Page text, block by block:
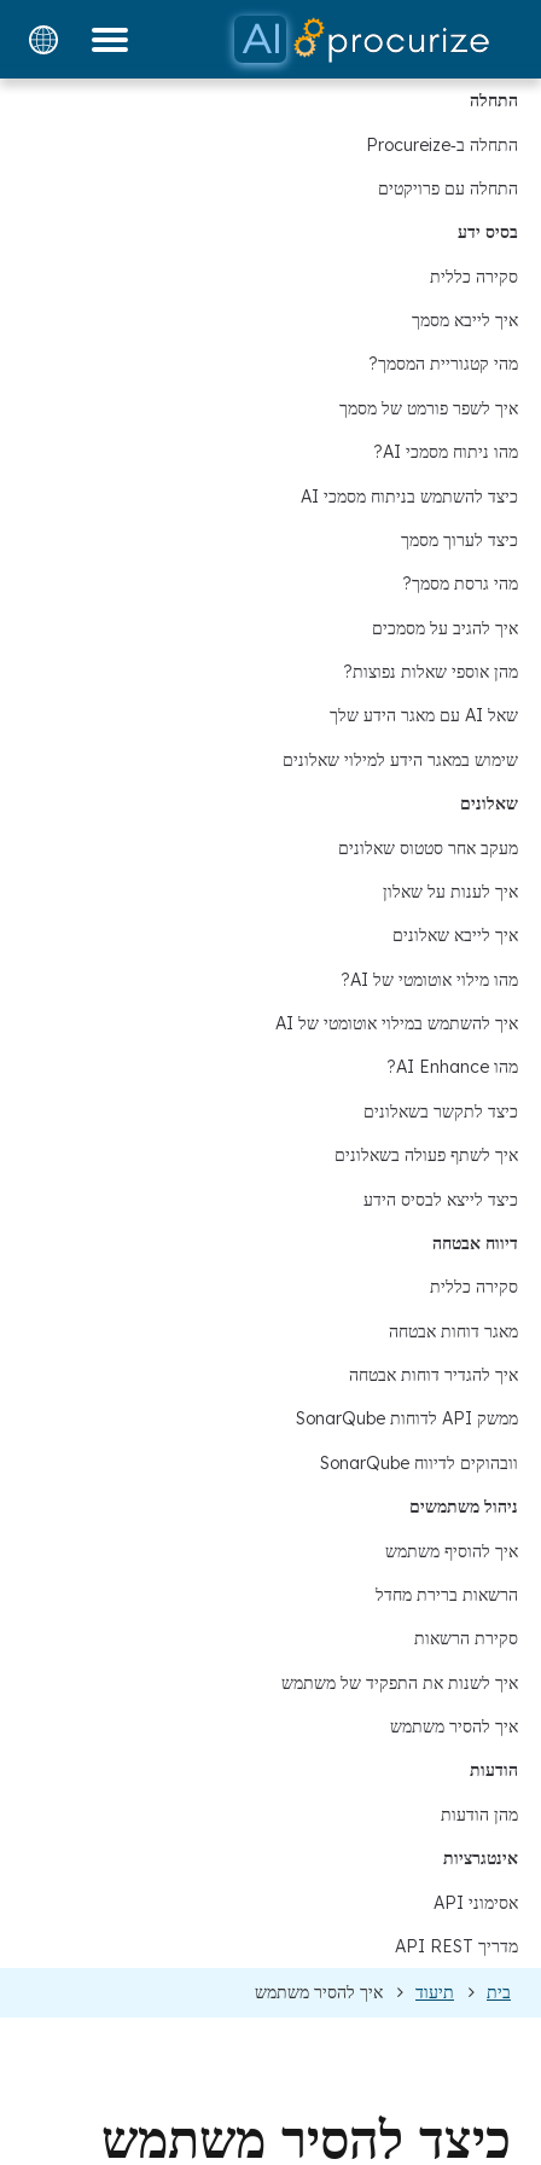
התחלה
התחלה ב‑Procureize
התחלה עם פרויקטים
בסיס ידע
סקירה כללית
איך לייבא מסמך
מהי קטגוריית המסמך?
איך לשפר פורמט של מסמך
מהו ניתוח מסמכי AI?
כיצד להשתמש בניתוח מסמכי AI
כיצד לערוך מסמך
מהי גרסת מסמך?
איך להגיב על מסמכים
מהן אוספי שאלות נפוצות?
שאל AI עם מאגר הידע שלך
שימוש במאגר הידע למילוי שאלונים
שאלונים
מעקב אחר סטטוס שאלונים
איך לענות על שאלון
איך לייבא שאלונים
מהו מילוי אוטומטי של AI?
איך להשתמש במילוי אוטומטי של AI
מהו AI Enhance?
כיצד לתקשר בשאלונים
איך לשתף פעולה בשאלונים
כיצד לייצא לבסיס הידע
דיווח אבטחה
סקירה כללית
מאגר דוחות אבטחה
איך להגדיר דוחות אבטחה
ממשק API לדוחות SonarQube
וובהוקים לדיווח SonarQube
ניהול משתמשים
איך להוסיף משתמש
הרשאות ברירת מחדל
סקירת הרשאות
איך לשנות את התפקיד של משתמש
איך להסיר משתמש
הודעות
מהן הודעות
אינטגרציות
אסימוני API
מדריך API REST
בית תיעוד איך להסיר משתמש
כיצד להסיר משתמש